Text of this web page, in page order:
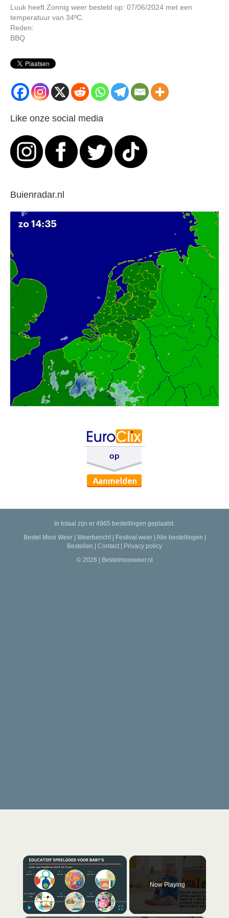
Luuk heeft Zonnig weer besteld op: 07/06/2024 met een
temperatuur van 34ºC.
Reden:
BBQ
Like onze social media
Buienradar.nl
In totaal zijn er 4965 bestellingen geplaatst.
Bestel Mooi Weer| Weerbericht| Festival weer| Alle bestellingen |
Bestellen | Contact | Privacy policy
© 2026 | Bestelmooiweer.nl
×
Now Playing